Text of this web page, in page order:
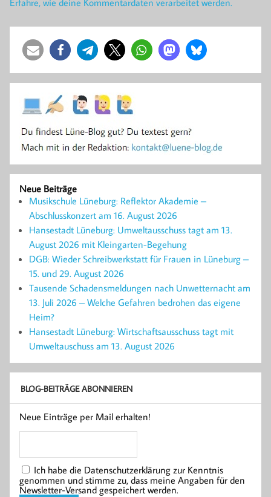
Erfahre, wie deine Kommentardaten verarbeitet werden.
Neue Beiträge
Musikschule Lüneburg: Reflektor Akademie –
Abschlusskonzert am 16. August 2026
Hansestadt Lüneburg: Umweltausschuss tagt am 13.
August 2026 mit Kleingarten-Begehung
DGB: Wieder Schreibwerkstatt für Frauen in Lüneburg –
15. und 29. August 2026
Tausende Schadensmeldungen nach Unwetternacht am
13. Juli 2026 – Welche Gefahren bedrohen das eigene
Heim?
Hansestadt Lüneburg: Wirtschaftsausschuss tagt mit
Umweltauschuss am 13. August 2026
BLOG-BEITRÄGE ABONNIEREN
Neue Einträge per Mail erhalten!
Ich habe die Datenschutzerklärung zur Kenntnis
genommen und stimme zu, dass meine Angaben für den
Newsletter-Versand gespeichert werden.